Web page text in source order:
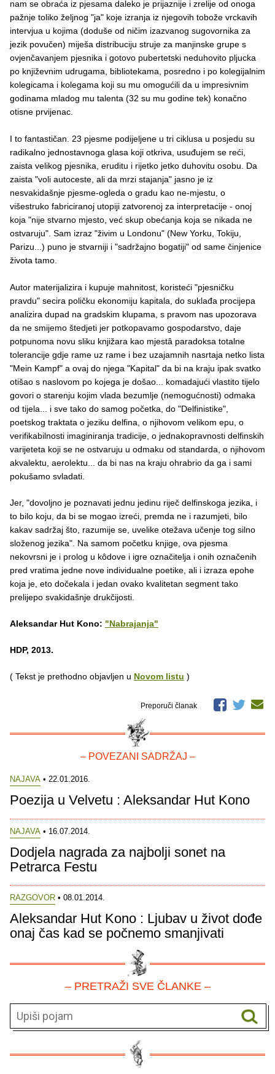
nam se obraća iz pjesama daleko je prijaznije i zrelije od onoga
pažnje toliko željnog "ja" koje izranja iz njegovih tobože vrckavih
intervjua u kojima (doduše od ničim izazvanog sugovornika za
jezik povučen) miješa distribuciju struje za manjinske grupe s
ovjenčavanjem pjesnika i gotovo pubertetski neduhovito pljucka
po književnim udrugama, bibliotekama, posredno i po kolegijalnim
kolegicama i kolegama koji su mu omogućili da u impresivnim
godinama mladog mu talenta (32 su mu godine tek) konačno
otisne prvijenac.
I to fantastičan. 23 pjesme podijeljene u tri ciklusa u posjedu su
radikalno jednostavnoga glasa koji otkriva, usuđujem se reći,
zaista velikog pjesnika, eruditu i rijetko jetko duhovitu osobu. Da
zaista "voli autoceste, ali da mrzi stajanja" jasno je iz
nesvakidašnje pjesme-ogleda o gradu kao ne-mjestu, o
višestruko fabriciranoj utopiji zatvorenoj za interpretacije - onoj
koja "nije stvarno mjesto, već skup obećanja koja se nikada ne
ostvaruju". Sam izraz "živim u Londonu" (New Yorku, Tokiju,
Parizu...) puno je stvarniji i "sadržajno bogatiji" od same činjenice
života tamo.
Autor materijalizira i kupuje mahnitost, koristeći "pjesničku
pravdu" secira poličku ekonomiju kapitala, do suklađa procijepa
analizira dupad na gradskim klupama, s pravom nas upozorava
da ne smijemo štedjeti jer potkopavamo gospodarstvo, daje
potpunoma novu sliku knjižara kao mjestâ paradoksa totalne
tolerancije gdje rame uz rame i bez uzajamnih nasrtaja netko lista
"Mein Kampf" a ovaj do njega "Kapital" da bi na kraju ipak svatko
otišao s naslovom po kojega je došao... komadajući vlastito tijelo
govori o starenju kojim vlada bezumlje (nemogućnosti) odmaka
od tijela... i sve tako do samog početka, do "Delfinistike",
poetskog traktata o jeziku delfina, o njihovom velikom epu, o
verifikabilnosti imaginiranja tradicije, o jednakopravnosti delfinskih
varijeteta koji se ne ostvaruju u odmaku od standarda, o njihovom
akvalektu, aerolektu... da bi nas na kraju ohrabrio da ga i sami
pokušamo svladati.
Jer, "dovoljno je poznavati jednu jedinu riječ delfinskoga jezika, i
to bilo koju, da bi se mogao izreći, premda ne i razumjeti, bilo
kakav sadržaj što, razumije se, uvelike otežava učenje tog silno
složenog jezika". Na samom početku knjige, ova pjesma
nekovrsni je i prolog u kôdove i igre označitelja i onih označenih
pred vratima jedne nove individualne poetike, ali i izraza epohe
koja je, eto dočekala i jedan ovako kvalitetan segment tako
prelijepo svakidašnje drukčijosti.
Aleksandar Hut Kono: "Nabrajanja"
HDP, 2013.
( Tekst je prethodno objavljen u Novom listu )
Preporuči članak
– POVEZANI SADRŽAJ –
NAJAVA • 22.01.2016.
Poezija u Velvetu : Aleksandar Hut Kono
NAJAVA • 16.07.2014.
Dodjela nagrada za najbolji sonet na
Petrarca Festu
RAZGOVOR • 08.01.2014.
Aleksandar Hut Kono : Ljubav u život dođe
onaj čas kad se počnemo smanjivati
– PRETRAŽI SVE ČLANKE –